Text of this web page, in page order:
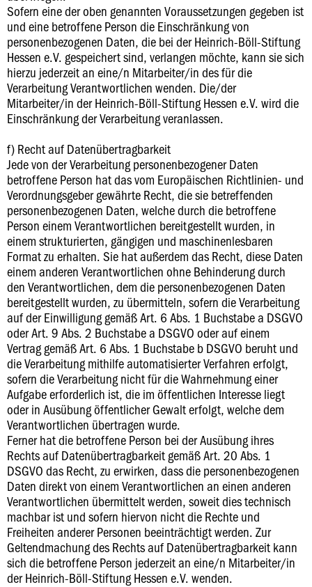
Sofern eine der oben genannten Voraussetzungen gegeben ist
und eine betroffene Person die Einschränkung von
personenbezogenen Daten, die bei der Heinrich-Böll-Stiftung
Hessen e.V. gespeichert sind, verlangen möchte, kann sie sich
hierzu jederzeit an eine/n Mitarbeiter/in des für die
Verarbeitung Verantwortlichen wenden. Die/der
Mitarbeiter/in der Heinrich-Böll-Stiftung Hessen e.V. wird die
Einschränkung der Verarbeitung veranlassen.
f) Recht auf Datenübertragbarkeit
Jede von der Verarbeitung personenbezogener Daten
betroffene Person hat das vom Europäischen Richtlinien- und
Verordnungsgeber gewährte Recht, die sie betreffenden
personenbezogenen Daten, welche durch die betroffene
Person einem Verantwortlichen bereitgestellt wurden, in
einem strukturierten, gängigen und maschinenlesbaren
Format zu erhalten. Sie hat außerdem das Recht, diese Daten
einem anderen Verantwortlichen ohne Behinderung durch
den Verantwortlichen, dem die personenbezogenen Daten
bereitgestellt wurden, zu übermitteln, sofern die Verarbeitung
auf der Einwilligung gemäß Art. 6 Abs. 1 Buchstabe a DSGVO
oder Art. 9 Abs. 2 Buchstabe a DSGVO oder auf einem
Vertrag gemäß Art. 6 Abs. 1 Buchstabe b DSGVO beruht und
die Verarbeitung mithilfe automatisierter Verfahren erfolgt,
sofern die Verarbeitung nicht für die Wahrnehmung einer
Aufgabe erforderlich ist, die im öffentlichen Interesse liegt
oder in Ausübung öffentlicher Gewalt erfolgt, welche dem
Verantwortlichen übertragen wurde.
Ferner hat die betroffene Person bei der Ausübung ihres
Rechts auf Datenübertragbarkeit gemäß Art. 20 Abs. 1
DSGVO das Recht, zu erwirken, dass die personenbezogenen
Daten direkt von einem Verantwortlichen an einen anderen
Verantwortlichen übermittelt werden, soweit dies technisch
machbar ist und sofern hiervon nicht die Rechte und
Freiheiten anderer Personen beeinträchtigt werden. Zur
Geltendmachung des Rechts auf Datenübertragbarkeit kann
sich die betroffene Person jederzeit an eine/n Mitarbeiter/in
der Heinrich-Böll-Stiftung Hessen e.V. wenden.